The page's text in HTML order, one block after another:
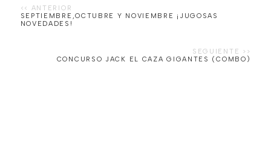
SEPTIEMBRE,OCTUBRE Y NOVIEMBRE ¡JUGOSAS
NOVEDADES!
CONCURSO JACK EL CAZA GIGANTES (COMBO)